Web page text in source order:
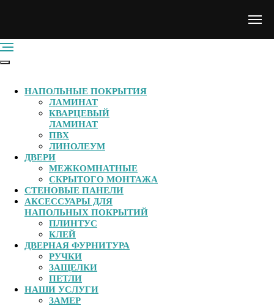
НАПОЛЬНЫЕ ПОКРЫТИЯ
ЛАМИНАТ
КВАРЦЕВЫЙ
ЛАМИНАТ
ПВХ
ЛИНОЛЕУМ
ДВЕРИ
МЕЖКОМНАТНЫЕ
СКРЫТОГО МОНТАЖА
СТЕНОВЫЕ ПАНЕЛИ
АКСЕССУАРЫ ДЛЯ
НАПОЛЬНЫХ ПОКРЫТИЙ
ПЛИНТУС
КЛЕЙ
ДВЕРНАЯ ФУРНИТУРА
РУЧКИ
ЗАЩЕЛКИ
ПЕТЛИ
НАШИ УСЛУГИ
ЗАМЕР